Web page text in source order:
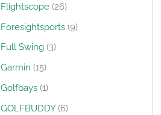
Flightscope 26
Foresightsports 9
Full Swing 3
Garmin 15
Golfbays 1
GOLFBUDDY 6